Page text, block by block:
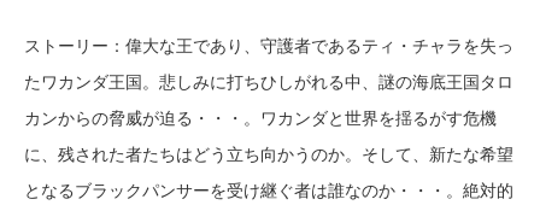
ストーリー：偉大な王であり、守護者であるティ・チャラを失っ
たワカンダ王国。悲しみに打ちひしがれる中、謎の海底王国タロ
カンからの脅威が迫る・・・。ワカンダと世界を揺るがす危機
に、残された者たちはどう立ち向かうのか。そして、新たな希望
となるブラックパンサーを受け継ぐ者は誰なのか・・・。絶対的